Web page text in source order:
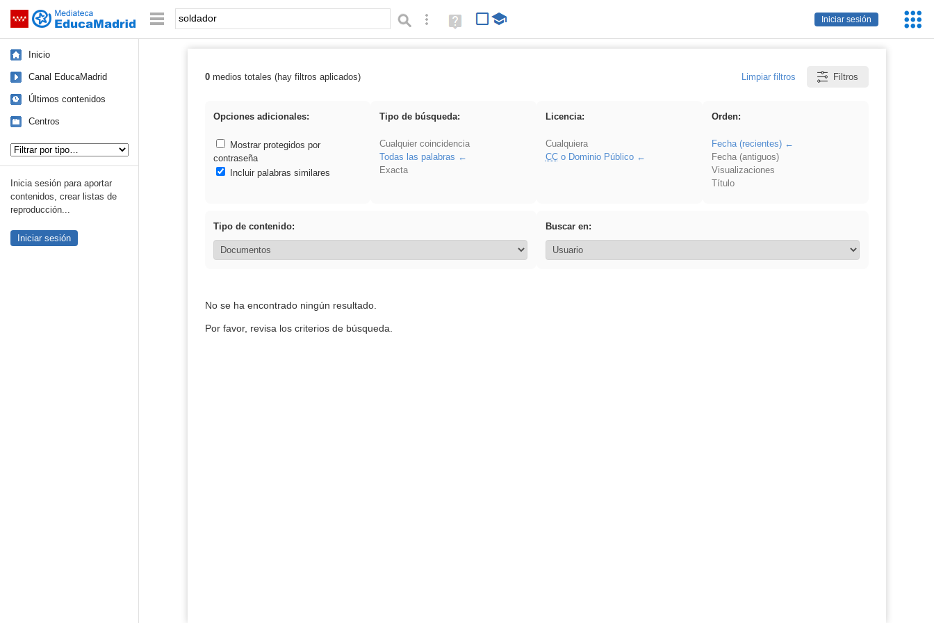
Saltar navegación
Iniciar sesión
Palabra o frase: Búsqueda avanzada
Ayuda
(en
Inicio
Canal EducaMadrid
Últimos contenidos
Centros
Inicia sesión para aportar
contenidos, crear listas de
reproducción...
Iniciar sesión
Resultados de: soldador
0medios totales (hay filtros aplicados) Limpiar filtros Filtros
Opciones adicionales:
Mostrar protegidos por
contraseña
Incluir palabras similares
Tipo de búsqueda:
Cualquier coincidencia
Todas las palabras
Exacta
Licencia:
Cualquiera
CCo Dominio Público
Orden:
Fecha (recientes)
Fecha (antiguos)
Visualizaciones
Título
Tipo de contenido: Buscar en:
No se ha encontrado ningún resultado.
Por favor, revisa los criterios de búsqueda.